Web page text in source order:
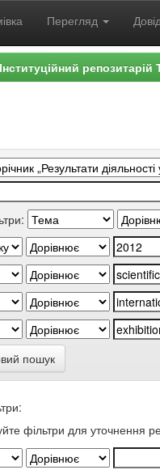
Перегляд
пошук
фільтри для уточнення